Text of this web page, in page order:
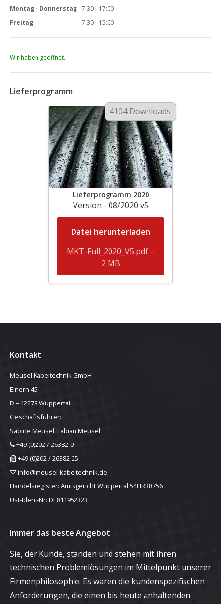
Montag - Donnerstag 7:30 - 17:00
Freitag
7:30 - 15:00
Wir haben geöffnet.
Lieferprogramm
4104 Downloads
Lieferprogramm 2020
Version - 08/2020 v5
Datei herunterladen
MKT-Full_2020_V5.pdf –
2 MB
Kontakt
Meusel Kabeltechnik GmbH
Einern 45
D – 42279 Wuppertal
Geschäftsführer:
Sabine Meusel, Fabian Meusel
+49 (0)202 / 26382-0
+49 (0)202 / 26382-25
info@meusel-kabeltechnik.de
Handelsregister: Amtsgericht Wuppertal 54HRB8756
Ust-Ident-Nr: DE811952323
Immer das beste Angebot
Sie, der Kunde, standen und stehen mit ihren
technischen Problemlösungen im Mittelpunkt unserer
Firmenphilosophie. Es waren die kundenspezifischen
Anforderungen, die einen bis heute anhaltenden